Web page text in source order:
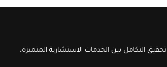
التكامل بين الخدمات الاستشارية المتميزة،